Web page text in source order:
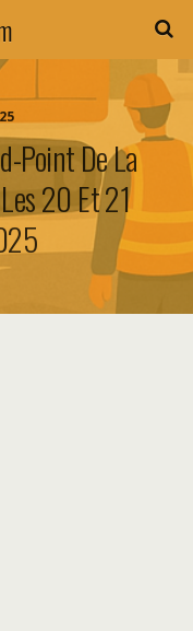
Point De La
20 Et 21